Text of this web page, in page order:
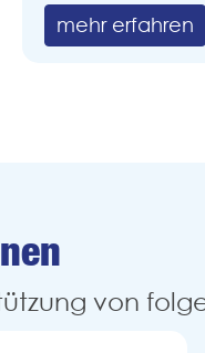
mehr erfahren
von